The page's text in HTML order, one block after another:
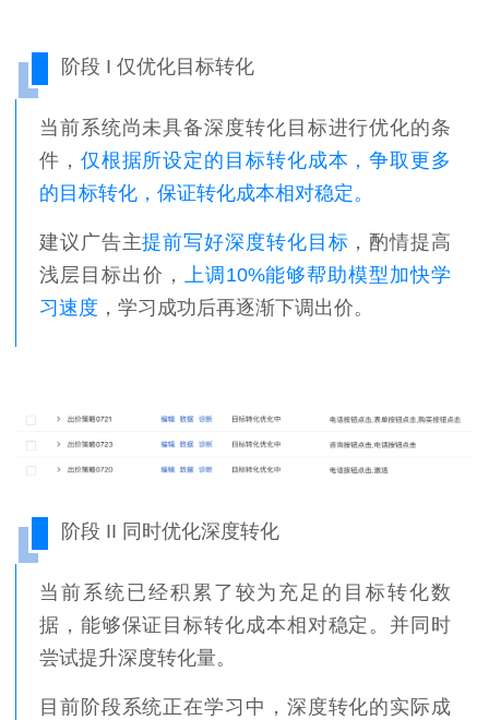
阶段 I 仅优化目标转化
当前系统尚未具备深度转化目标进行优化的条
件， 仅根据所设定的目标转化成本，争取更多
的目标转化，保证转化成本相对稳定。
建议广告主提前写好深度转化目标 ，酌情提高
浅层目标出价，
上调10%能够帮助模型加快学
习速度 ，学习成功后再逐渐下调出价。
阶段 II 同时优化深度转化
当前系统已经积累了较为充足的目标转化数
据，能够保证目标转化成本相对稳定。并同时
尝试提升深度转化量。
目前阶段系统正在学习中，深度转化的实际成